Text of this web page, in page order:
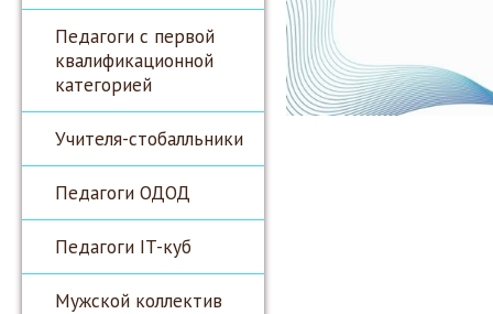
Педагоги с первой
квалификационной
категорией
Учителя-стобалльники
Педагоги ОДОД
Педагоги IT-куб
Мужской коллектив